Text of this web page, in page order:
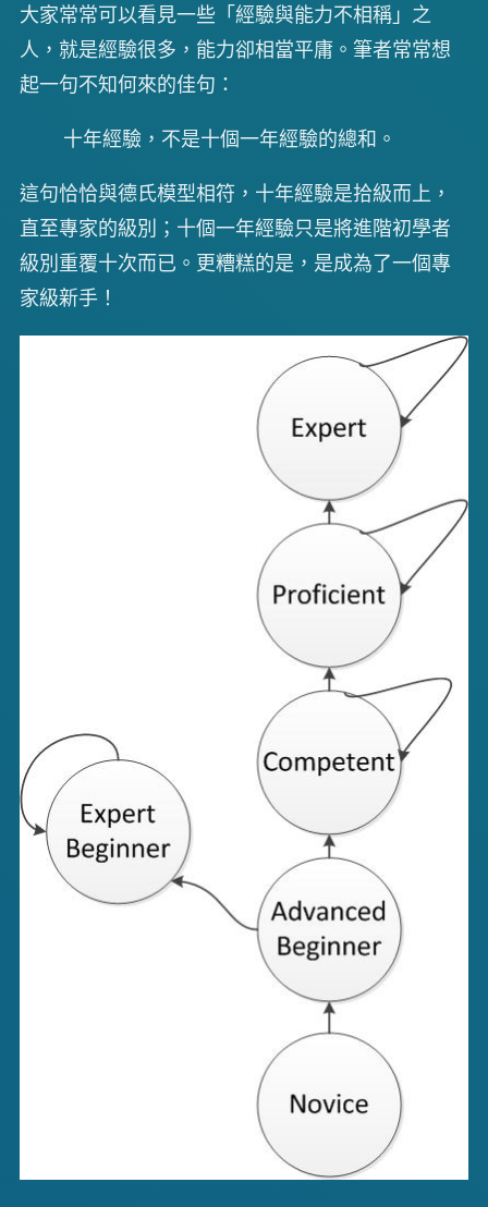
大家常常可以看見一些「經驗與能力不相稱」之
人，就是經驗很多，能力卻相當平庸。筆者常常想
起一句不知何來的佳句：
十年經驗，不是十個一年經驗的總和。
這句恰恰與德氏模型相符，十年經驗是拾級而上，
直至專家的級別；十個一年經驗只是將進階初學者
級別重覆十次而已。更糟糕的是，是成為了一個專
家級新手！